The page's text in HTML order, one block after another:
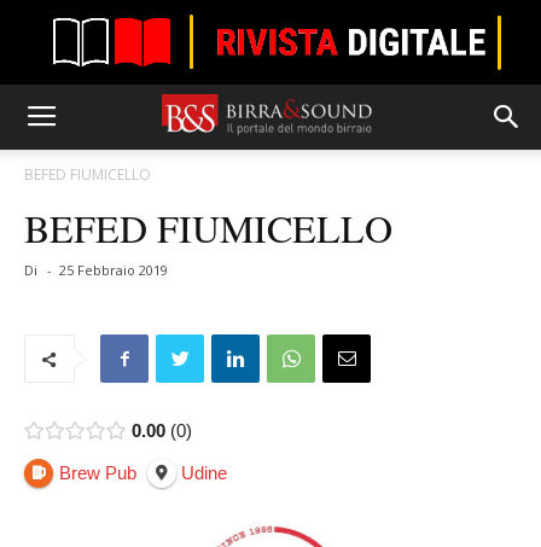
BEFED FIUMICELLO
BEFED FIUMICELLO
Di - 25 Febbraio 2019
0.00 0
Brew Pub Udine